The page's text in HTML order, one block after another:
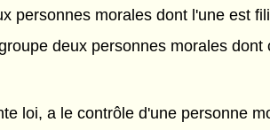
personnes morales dont l'une est
deux personnes morales
loi, a le contrôle d'une personne